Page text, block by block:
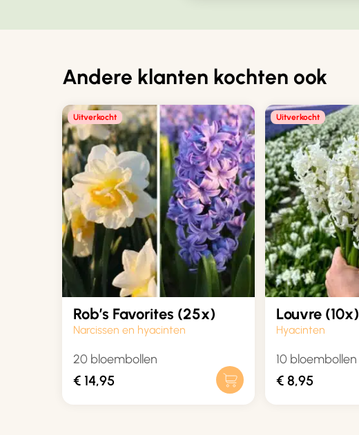
Standplaats Volle zon tot halfschaduw
Andere klanten kochten ook
Uitverkocht
Rob’s Favorites (25x)
Narcissen en hyacinten
20 bloembollen
€ 14,95
Uitverkocht
Louvre (10x)
Hyacinten
10 bloembollen
€ 8,95